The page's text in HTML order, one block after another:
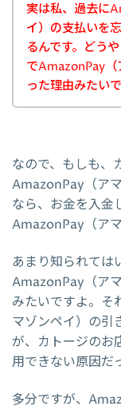
実は私、過去に
イ）の支払いを
るんです。どう
でAmazonPay（
った理由みたいで
なので、もしも、
AmazonPay（ア
なら、お金を入金
AmazonPay（ア
あまり知られては
AmazonPay（ア
みたいですよ。そ
マゾンペイ）の引
が、カトージのお
用できない原因だ
多分ですが、